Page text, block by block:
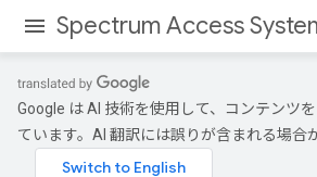
Google は AI 技術を使用して、コンテンツ
ています。AI 翻訳には誤りが含まれる場合